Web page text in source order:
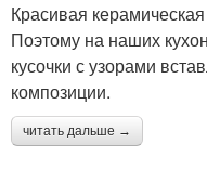
Красивая
Поэтому на наших
кусочки с узорами
композиции.
читать дальше →